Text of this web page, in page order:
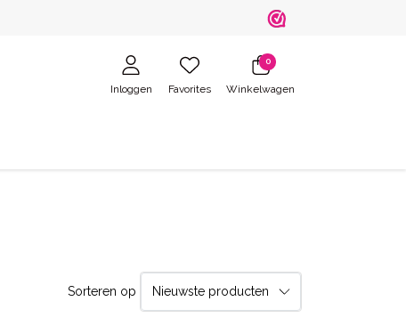
Inloggen Favorites
0
Winkelwagen
Sorteren op